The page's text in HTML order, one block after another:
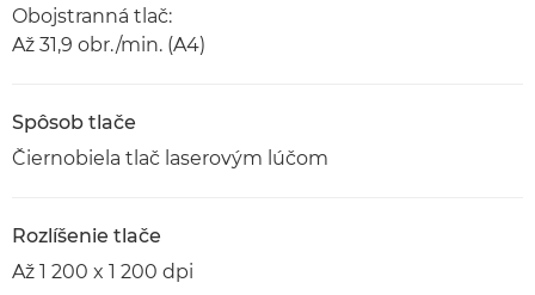
Obojstranná tlač:
Až 31,9 obr./min. (A4)
Spôsob tlače
Čiernobiela tlač laserovým lúčom
Rozlíšenie tlače
Až 1 200 x 1 200 dpi